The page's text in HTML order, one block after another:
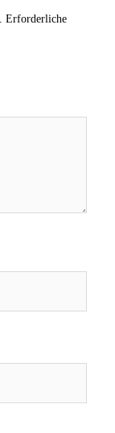
Erforderliche